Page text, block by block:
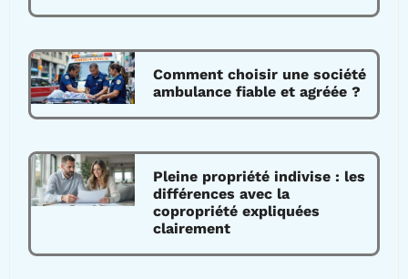
Comment choisir une société
ambulance fiable et agréée ?
Pleine propriété indivise : les
différences avec la
copropriété expliquées
clairement